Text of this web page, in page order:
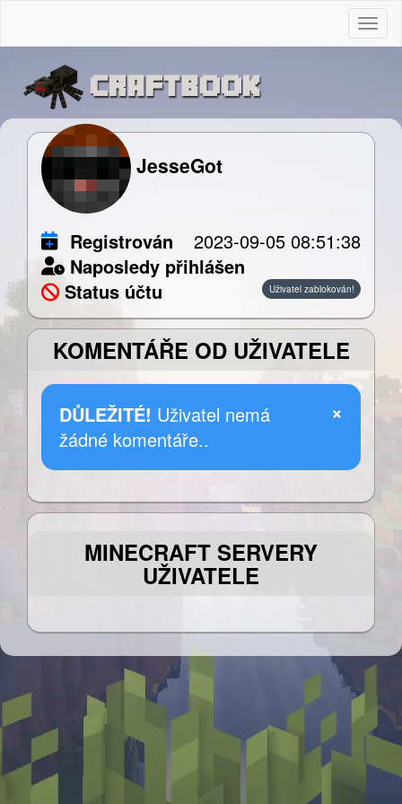
JesseGot
Registrován
2023-09-05 08:51:38
Naposledy přihlášen
Status účtu
Uživatel zablokován!
KOMENTÁŘE OD UŽIVATELE
×
DŮLEŽITÉ! Uživatel nemá
žádné komentáře..
MINECRAFT SERVERY
UŽIVATELE